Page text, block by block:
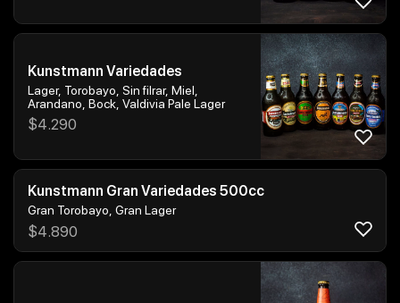
Kunstmann Variedades
Lager, Torobayo, Sin filrar, Miel,
Arandano, Bock, Valdivia Pale Lager
$4.290
Kunstmann Gran Variedades 500cc
Gran Torobayo, Gran Lager
$4.890